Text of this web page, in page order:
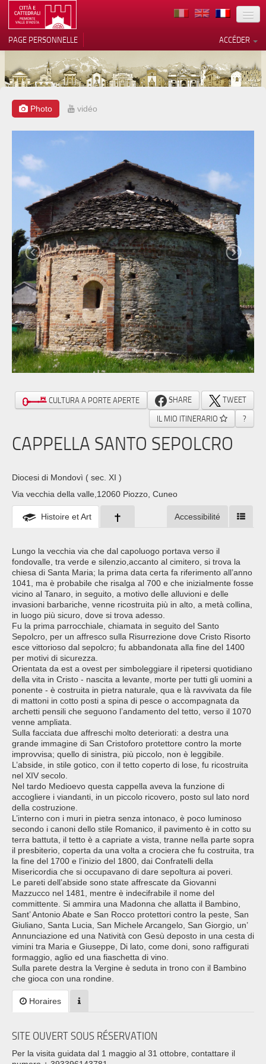
TERRITOIRE
ARCHITECTURE
MUSÉES
ITINÉRAIRES
EVÉNEMENTS
ACCUEIL
BÉNÉVOLES
CONTACTS
PRESS
ACCÉDER
PAGE PERSONNELLE
Photo vidéo
CULTURA A PORTE APERTE SHARE
TWEET
IL MIO ITINERARIO
?
CAPPELLA SANTO SEPOLCRO
Diocesi di Mondovì ( sec. XI )
Via vecchia della valle,12060 Piozzo, Cuneo
Histoire et Art Accessibilité
Lungo la vecchia via che dal capoluogo portava verso il
fondovalle, tra verde e silenzio,accanto al cimitero, si trova la
chiesa di Santa Maria; la prima data certa fa riferimento all’anno
1041, ma è probabile che risalga al 700 e che inizialmente fosse
vicino al Tanaro, in seguito, a motivo delle alluvioni e delle
invasioni barbariche, venne ricostruita più in alto, a metà collina,
in luogo più sicuro, dove si trova adesso.
Fu la prima parrocchiale, chiamata in seguito del Santo
Sepolcro, per un affresco sulla Risurrezione dove Cristo Risorto
esce vittorioso dal sepolcro; fu abbandonata alla fine del 1400
per motivi di sicurezza.
Orientata da est a ovest per simboleggiare il ripetersi quotidiano
della vita in Cristo - nascita a levante, morte per tutti gli uomini a
ponente - è costruita in pietra naturale, qua e là ravvivata da file
di mattoni in cotto posti a spina di pesce o accompagnata da
archetti pensili che seguono l’andamento del tetto, verso il 1070
venne ampliata.
Sulla facciata due affreschi molto deteriorati: a destra una
grande immagine di San Cristoforo protettore contro la morte
improvvisa; quello di sinistra, più piccolo, non è leggibile.
L’abside, in stile gotico, con il tetto coperto di lose, fu ricostruita
nel XIV secolo.
Nel tardo Medioevo questa cappella aveva la funzione di
accogliere i viandanti, in un piccolo ricovero, posto sul lato nord
della costruzione.
L’interno con i muri in pietra senza intonaco, è poco luminoso
secondo i canoni dello stile Romanico, il pavimento è in cotto su
terra battuta, il tetto è a capriate a vista, tranne nella parte sopra
il presbiterio, coperta da una volta a crociera che fu costruita, tra
la fine del 1700 e l’inizio del 1800, dai Confratelli della
Misericordia che si occupavano di dare sepoltura ai poveri.
Le pareti dell’abside sono state affrescate da Giovanni
Mazzucco nel 1481, mentre è indecifrabile il nome del
committente. Si ammira una Madonna che allatta il Bambino,
Sant’ Antonio Abate e San Rocco protettori contro la peste, San
Giuliano, Santa Lucia, San Michele Arcangelo, San Giorgio, un’
Annunciazione ed una Natività con Gesù deposto in una cesta di
vimini tra Maria e Giuseppe, Di lato, come doni, sono raffigurati
formaggio, aglio ed una fiaschetta di vino.
Sulla parete destra la Vergine è seduta in trono con il Bambino
che gioca con una rondine.
Horaires
SITE OUVERT SOUS RÉSERVATION
Per la visita guidata dal 1 maggio al 31 ottobre, contattare il
Notification lors de la collecte
Vos choix en matière de